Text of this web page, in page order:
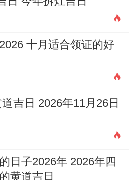
十月适合领证的好
吉日 2026年11月26日
日子2026年 2026年四
黄道吉日